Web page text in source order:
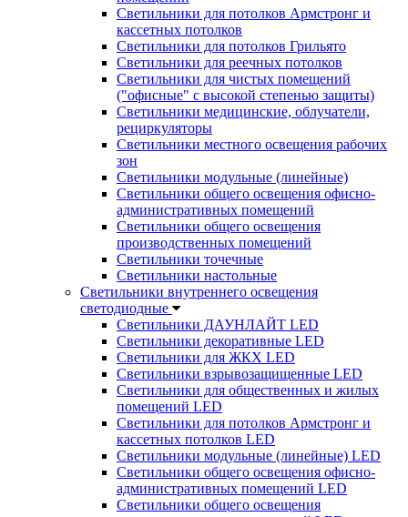
Светильники для потолков Армстронг и
кассетных потолков
Светильники для потолков Грильято
Светильники для реечных потолков
Светильники для чистых помещений
("офисные" с высокой степенью защиты)
Светильники медицинские, облучатели,
рециркуляторы
Светильники местного освещения рабочих
зон
Светильники модульные (линейные)
Светильники общего освещения офисно-
административных помещений
Светильники общего освещения
производственных помещений
Светильники точечные
Светильники настольные
Светильники внутреннего освещения
светодиодные
Светильники ДАУНЛАЙТ LED
Светильники декоративные LED
Светильники для ЖКХ LED
Светильники взрывозащищенные LED
Светильники для общественных и жилых
помещений LED
Светильники для потолков Армстронг и
кассетных потолков LED
Светильники модульные (линейные) LED
Светильники общего освещения офисно-
административных помещений LED
Светильники общего освещения